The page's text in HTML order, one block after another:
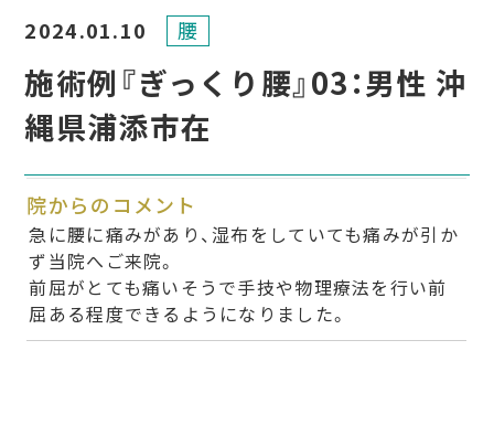
施術例『ぎっくり腰』03：男性 沖
縄県浦添市在
2024.01.10 腰
院からのコメント
急に腰に痛みがあり、湿布をしていても痛みが引か
ず当院へご来院。
前屈がとても痛いそうで手技や物理療法を行い前
屈ある程度できるようになりました。